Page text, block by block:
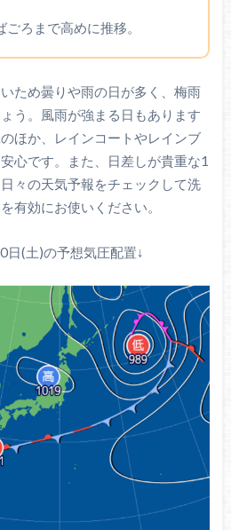
ごろまで高めに推移。
ため曇りや雨の日が多く、梅雨
う。風雨が強まる日もあります
ほか、レインコートやレインブ
心です。また、日差しが貴重な1
々の天気予報をチェックして洗
有効にお使いください。
日(土)の予想気圧配置↓